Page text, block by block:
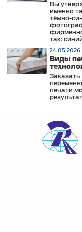
Вы
именно
тёмно-
так:
офисных
24.05.2026
Виды
печати